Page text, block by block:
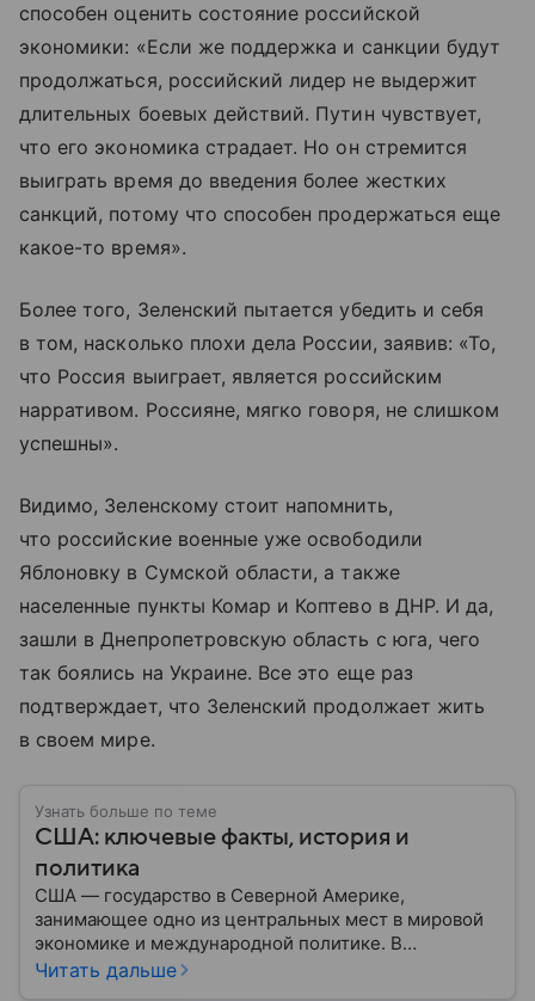
способен оценить состояние российской
экономики: «Если же поддержка и санкции будут
продолжаться, российский лидер не выдержит
длительных боевых действий. Путин чувствует,
что его экономика страдает. Но он стремится
выиграть время до введения более жестких
санкций, потому что способен продержаться еще
какое-то время».
Более того, Зеленский пытается убедить и себя
в том, насколько плохи дела России, заявив: «То,
что Россия выиграет, является российским
нарративом. Россияне, мягко говоря, не слишком
успешны».
Видимо, Зеленскому стоит напомнить,
что российские военные уже освободили
Яблоновку в Сумской области, а также
населенные пункты Комар и Коптево в ДНР. И да,
зашли в Днепропетровскую область с юга, чего
так боялись на Украине. Все это еще раз
подтверждает, что Зеленский продолжает жить
в своем мире.
Узнать больше по теме
США: ключевые факты, история и
политика
США — государство в Северной Америке,
занимающее одно из центральных мест в мировой
экономике и международной политике. В
материале — основные сведения об этой стране.
Читать дальше